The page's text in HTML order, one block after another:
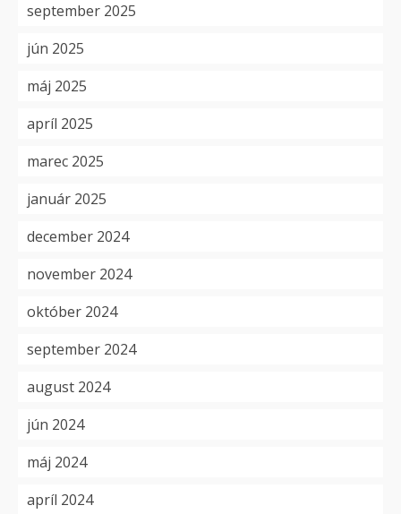
september 2025
jún 2025
máj 2025
apríl 2025
marec 2025
január 2025
december 2024
november 2024
október 2024
september 2024
august 2024
jún 2024
máj 2024
apríl 2024